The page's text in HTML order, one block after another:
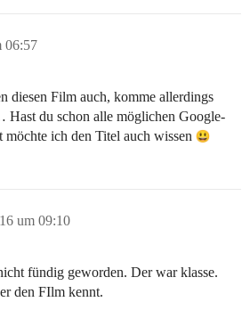
06:57
diesen Film auch, komme allerdings
du schon alle möglichen Google-
möchte ich den Titel auch wissen
um 09:10
fündig geworden. Der war klasse.
den FIlm kennt.